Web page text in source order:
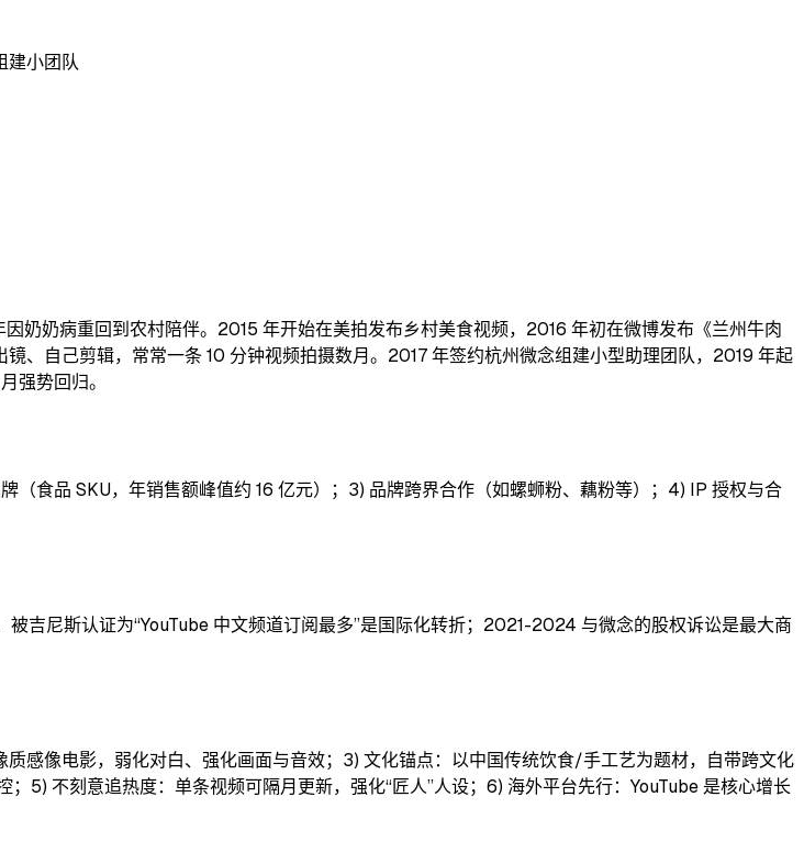
建小团队
奶奶病重回到农村陪伴。2015 年开始在美拍发布乡村美食视频，2016 年初在微博发布《兰州牛肉
、自己剪辑，常常一条 10 分钟视频拍摄数月。2017 年签约杭州微念组建小型助理团队，2019 年起
强势回归。
（食品 SKU，年销售额峰值约 16 亿元）；3) 品牌跨界合作（如螺蛳粉、藕粉等）；4) IP 授权与合
吉尼斯认证为“YouTube 中文频道订阅最多”是国际化转折；2021-2024 与微念的股权诉讼是最大商
感像电影，弱化对白、强化画面与音效；3) 文化锚点：以中国传统饮食/手工艺为题材，自带跨文化
5) 不刻意追热度：单条视频可隔月更新，强化“匠人”人设；6) 海外平台先行：YouTube 是核心增长